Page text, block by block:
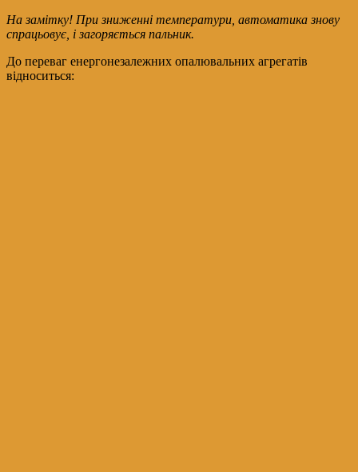
На замітку! При зниженні температури, автоматика знову
спрацьовує, і загоряється пальник.
До переваг енергонезалежних опалювальних агрегатів
відноситься: